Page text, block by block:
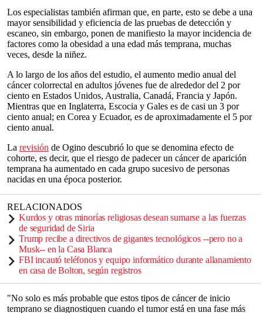
Los especialistas también afirman que, en parte, esto se debe a una
mayor sensibilidad y eficiencia de las pruebas de detección y
escaneo, sin embargo, ponen de manifiesto la mayor incidencia de
factores como la obesidad a una edad más temprana, muchas
veces, desde la niñez.
A lo largo de los años del estudio, el aumento medio anual del
cáncer colorrectal en adultos jóvenes fue de alrededor del 2 por
ciento en Estados Unidos, Australia, Canadá, Francia y Japón.
Mientras que en Inglaterra, Escocia y Gales es de casi un 3 por
ciento anual; en Corea y Ecuador, es de aproximadamente el 5 por
ciento anual.
La revisión de Ogino descubrió lo que se denomina efecto de
cohorte, es decir, que el riesgo de padecer un cáncer de aparición
temprana ha aumentado en cada grupo sucesivo de personas
nacidas en una época posterior.
RELACIONADOS
Kurdos y otras minorías religiosas desean sumarse a las fuerzas
de seguridad de Siria
Trump recibe a directivos de gigantes tecnológicos --pero no a
Musk-- en la Casa Blanca
FBI incautó teléfonos y equipo informático durante allanamiento
en casa de Bolton, según registros
"No solo es más probable que estos tipos de cáncer de inicio
temprano se diagnostiquen cuando el tumor está en una fase más